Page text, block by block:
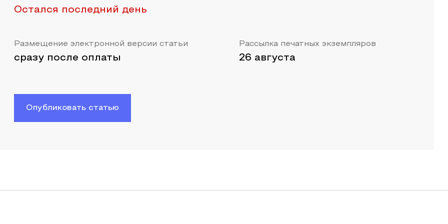
Остался последний день
Размещение электронной версии статьи
сразу после оплаты
Рассылка печатных экземпляров
26 августа
Опубликовать статью